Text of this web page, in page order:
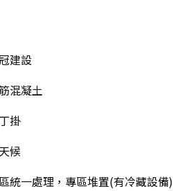
建設
混凝土
掛
候
統一處理，專區堆置(有冷藏設備)